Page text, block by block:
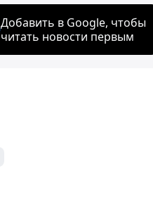
Добавить в Google, чтобы
читать новости первым